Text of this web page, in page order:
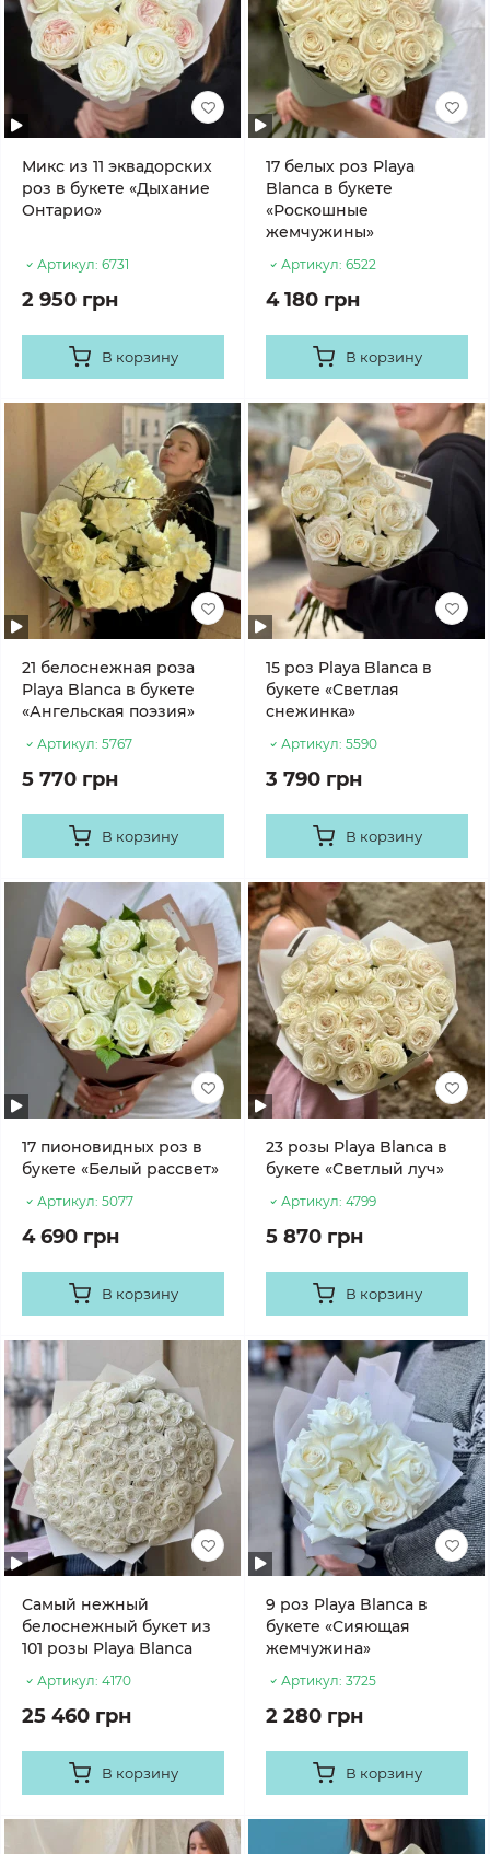
Микс из 11 эквадорских
роз в букете «Дыхание
Онтарио»
Артикул: 6731
2 950 грн
В корзину
17 белых роз Playa
Blanca в букете
«Роскошные
жемчужины»
Артикул: 6522
4 180 грн
В корзину
21 белоснежная роза
Playa Blanca в букете
«Ангельская поэзия»
Артикул: 5767
5 770 грн
В корзину
15 роз Playa Blanca в
букете «Светлая
снежинка»
Артикул: 5590
3 790 грн
В корзину
17 пионовидных роз в
букете «Белый рассвет»
Артикул: 5077
4 690 грн
В корзину
23 розы Playa Blanca в
букете «Светлый луч»
Артикул: 4799
5 870 грн
В корзину
Самый нежный
белоснежный букет из
101 розы Playa Blanca
Артикул: 4170
25 460 грн
В корзину
9 роз Playa Blanca в
букете «Сияющая
жемчужина»
Артикул: 3725
2 280 грн
В корзину